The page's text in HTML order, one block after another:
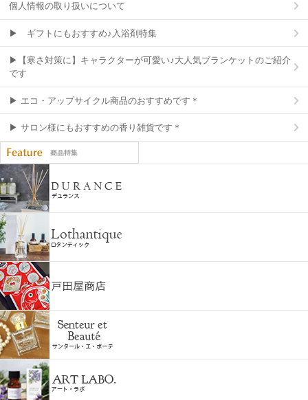
個人情報の取り扱いについて
▶ ギフトにもおすすめ♪入浴剤特集
▶【寒さ対策に】キャラクターが可愛い♪大人気ブランケットのご紹介
です
▶ エコ・アップサイクル商品のおすすめです＊
▶ サロン様にもおすすめの香り雑貨です＊